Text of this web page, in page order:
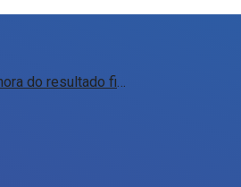
DIEESE aponta crescimento da arrecadação e melhora do resultado financeiro de Caxias do Sul